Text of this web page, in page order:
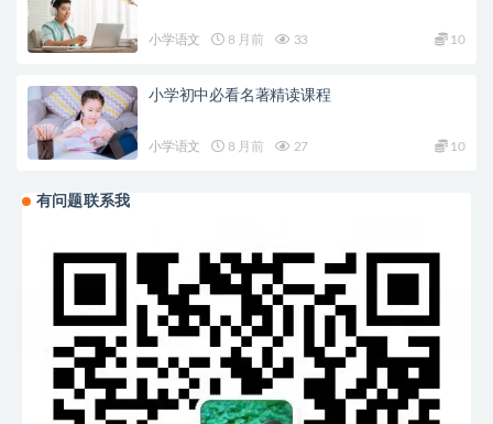
小学语文 8 月前 33 10
小学初中必看名著精读课程
小学语文 8 月前 27 10
有问题联系我